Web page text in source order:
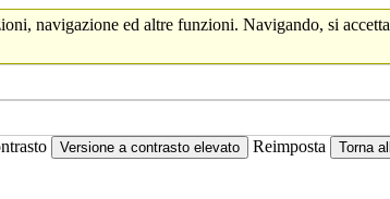
navigazione ed altre funzioni. Navigando, si
Versione a contrasto elevato Reimposta Torna